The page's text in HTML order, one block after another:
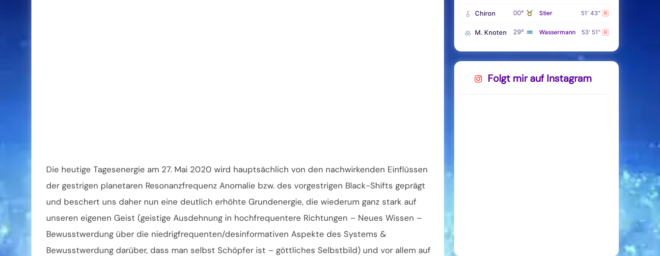
Die heutige Tagesenergie am 27. Mai 2020 wird hauptsächlich von den nachwirkenden Einflüssen
der gestrigen planetaren Resonanzfrequenz Anomalie bzw. des vorgestrigen Black-Shifts geprägt
und beschert uns daher nun eine deutlich erhöhte Grundenergie, die wiederum ganz stark auf
unseren eigenen Geist (geistige Ausdehnung in hochfrequentere Richtungen – Neues Wissen –
Bewusstwerdung über die niedrigfrequenten/desinformativen Aspekte des Systems &
Bewusstwerdung darüber, dass man selbst Schöpfer ist – göttliches Selbstbild) und vor allem auf
Chiron 00° ♉ Stier 51' 43" R
M. Knoten 29° ♒ Wassermann 53' 51" R
Folgt mir auf Instagram